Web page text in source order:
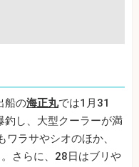
船の海正丸では1月31
釣し、大型クーラーが満
ラサやシオのほか、
さらに、28日はブリや